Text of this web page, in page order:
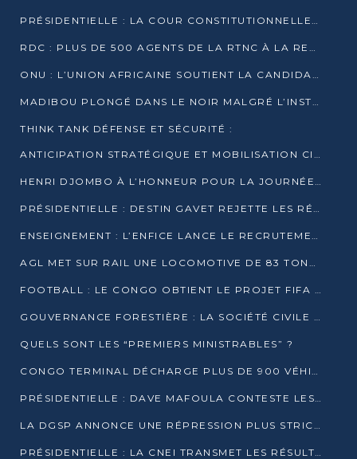
PRÉSIDENTIELLE : LA COUR CONSTITUTIONNELLE CONFIRME LA VICTOIRE DE SASSOU NGUESSO AVEC 94,90 % DES SUFFRAGES
RDC : PLUS DE 500 AGENTS DE LA RTNC À LA RETRAITE, UNE PAGE SE TOURNE
ONU : L’UNION AFRICAINE SOUTIENT LA CANDIDATURE DE MACKY SALL
MADIBOU PLONGÉ DANS LE NOIR MALGRÉ L’INSTALLATION D’UN NOUVEAU TRANSFORMATEUR
THINK TANK DÉFENSE ET SÉCURITÉ :
ANTICIPATION STRATÉGIQUE ET MOBILISATION CITOYENNE POUR NOTRE SOUVERAINETÉ NATIONALE
HENRI DJOMBO À L’HONNEUR POUR LA JOURNÉE MONDIALE DU THÉÂTRE
PRÉSIDENTIELLE : DESTIN GAVET REJETTE LES RÉSULTATS ET APPELLE À UN DIALOGUE NATIONAL
ENSEIGNEMENT : L’ENFICE LANCE LE RECRUTEMENT DE SA PREMIÈRE PROMOTION DE PROFESSEURS DES ÉCOLES
AGL MET SUR RAIL UNE LOCOMOTIVE DE 83 TONNES À POINTE-NOIRE
FOOTBALL : LE CONGO OBTIENT LE PROJET FIFA ARENA POUR SES 15 DÉPARTEMENTS
GOUVERNANCE FORESTIÈRE : LA SOCIÉTÉ CIVILE CONGOLAISE AFFICHE SES PRIORITÉS POUR 2026
QUELS SONT LES “PREMIERS MINISTRABLES” ?
CONGO TERMINAL DÉCHARGE PLUS DE 900 VÉHICULES EN QUELQUES HEURES
PRÉSIDENTIELLE : DAVE MAFOULA CONTESTE LES RÉSULTATS PROVISOIRES
LA DGSP ANNONCE UNE RÉPRESSION PLUS STRICTE CONTRE LES MOTO-TAXIS
PRÉSIDENTIELLE : LA CNEI TRANSMET LES RÉSULTATS PROVISOIRES À LA COUR CONSTITUTIONNELLE